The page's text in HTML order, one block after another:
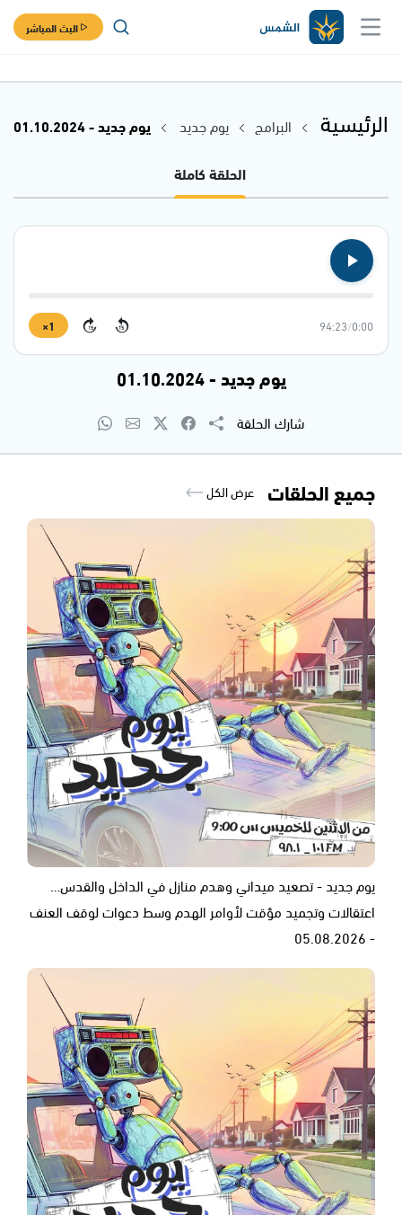
البث المباشر
الرئيسية البرامج يوم جديد
يوم جديد - 01.10.2024
الحلقة كاملة
0:00
/
94:23
15
15
1×
يوم جديد - 01.10.2024
شارك الحلقة
جميع الحلقات عرض الكل
يوم جديد - تصعيد ميداني وهدم منازل في الداخل والقدس…
اعتقالات وتجميد مؤقت لأوامر الهدم وسط دعوات لوقف العنف
- 05.08.2026